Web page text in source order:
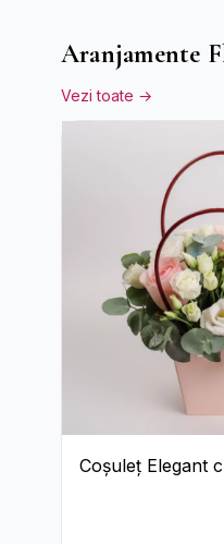
Aranjamente
Vezi toate →
Coșuleț Elegant